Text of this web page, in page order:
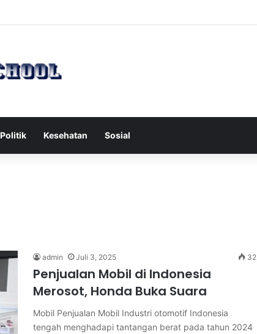
Politik Kesehatan Sosial
admin Juli 3, 2025 32
Penjualan Mobil di Indonesia
Merosot, Honda Buka Suara
Mobil Penjualan Mobil Industri otomotif Indonesia
tengah menghadapi tantangan berat pada tahun 2024